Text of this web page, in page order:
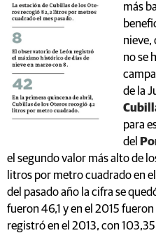
más
nieve,
no se
de la
para
del
el segundo valor más alto de
litros por metro cuadrado en
del pasado año la cifra se
fueron 46,1 y en el 2015 fueron
registró en el 2013, con